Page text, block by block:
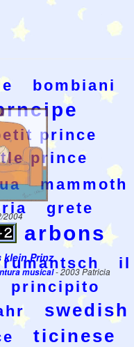
bombiani
prince
prince
mammoth
grete
arbons
rumantsch
il
principito
swedish
ticinese
2004
klein Prinz
musical- 2003 Patricia